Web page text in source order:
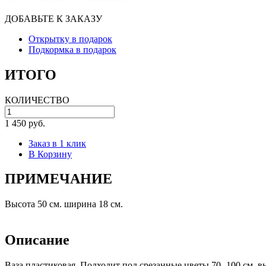
ДОБАВЬТЕ К ЗАКАЗУ
Открытку в подарок
Подкормка в подарок
ИТОГО
КОЛИЧЕСТВО
1 450 руб.
Заказ в 1 клик
В Корзину
ПРИМЕЧАНИЕ
Высота 50 см. ширина 18 см.
Описание